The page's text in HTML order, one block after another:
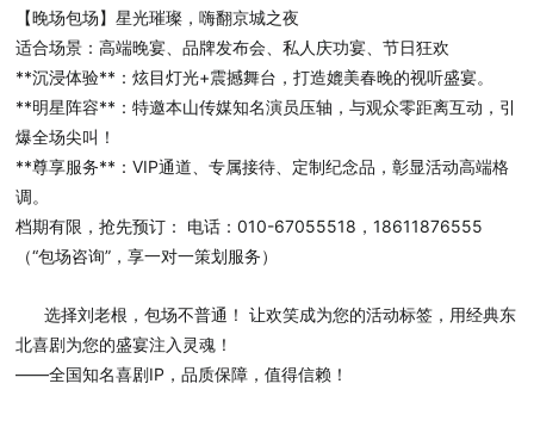
【晚场包场】星光璀璨，嗨翻京城之夜
适合场景：高端晚宴、品牌发布会、私人庆功宴、节日狂欢
**沉浸体验**：炫目灯光+震撼舞台，打造媲美春晚的视听盛宴。
**明星阵容**：特邀本山传媒知名演员压轴，与观众零距离互动，引
爆全场尖叫！
**尊享服务**：VIP通道、专属接待、定制纪念品，彰显活动高端格
调。
档期有限，抢先预订： 电话：010-67055518，18611876555
（“包场咨询”，享一对一策划服务）
选择刘老根，包场不普通！ 让欢笑成为您的活动标签，用经典东
北喜剧为您的盛宴注入灵魂！
——全国知名喜剧IP，品质保障，值得信赖！